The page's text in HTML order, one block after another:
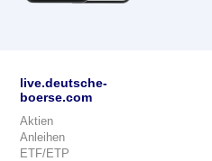
live.deutsche-
boerse.com
Aktien
Anleihen
ETF/ETP